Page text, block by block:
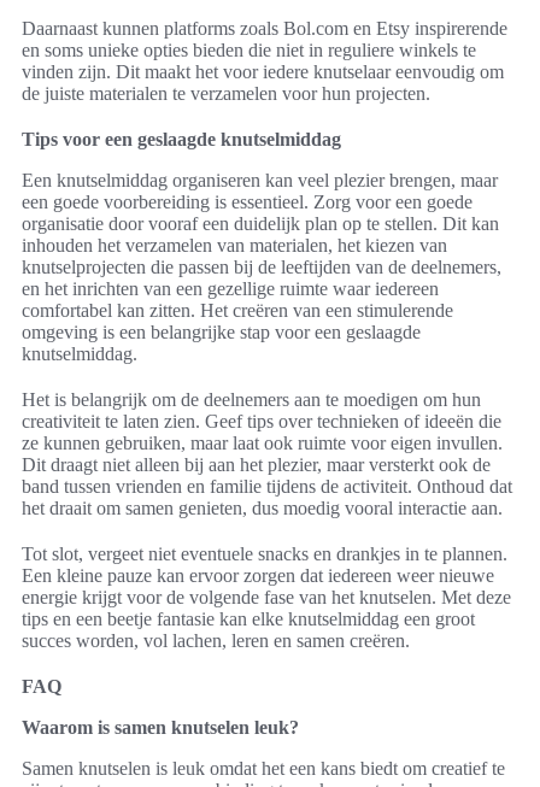
Daarnaast kunnen platforms zoals Bol.com en Etsy inspirerende
en soms unieke opties bieden die niet in reguliere winkels te
vinden zijn. Dit maakt het voor iedere knutselaar eenvoudig om
de juiste materialen te verzamelen voor hun projecten.
Tips voor een geslaagde knutselmiddag
Een knutselmiddag organiseren kan veel plezier brengen, maar
een goede voorbereiding is essentieel. Zorg voor een goede
organisatie door vooraf een duidelijk plan op te stellen. Dit kan
inhouden het verzamelen van materialen, het kiezen van
knutselprojecten die passen bij de leeftijden van de deelnemers,
en het inrichten van een gezellige ruimte waar iedereen
comfortabel kan zitten. Het creëren van een stimulerende
omgeving is een belangrijke stap voor een geslaagde
knutselmiddag.
Het is belangrijk om de deelnemers aan te moedigen om hun
creativiteit te laten zien. Geef tips over technieken of ideeën die
ze kunnen gebruiken, maar laat ook ruimte voor eigen invullen.
Dit draagt niet alleen bij aan het plezier, maar versterkt ook de
band tussen vrienden en familie tijdens de activiteit. Onthoud dat
het draait om samen genieten, dus moedig vooral interactie aan.
Tot slot, vergeet niet eventuele snacks en drankjes in te plannen.
Een kleine pauze kan ervoor zorgen dat iedereen weer nieuwe
energie krijgt voor de volgende fase van het knutselen. Met deze
tips en een beetje fantasie kan elke knutselmiddag een groot
succes worden, vol lachen, leren en samen creëren.
FAQ
Waarom is samen knutselen leuk?
Samen knutselen is leuk omdat het een kans biedt om creatief te